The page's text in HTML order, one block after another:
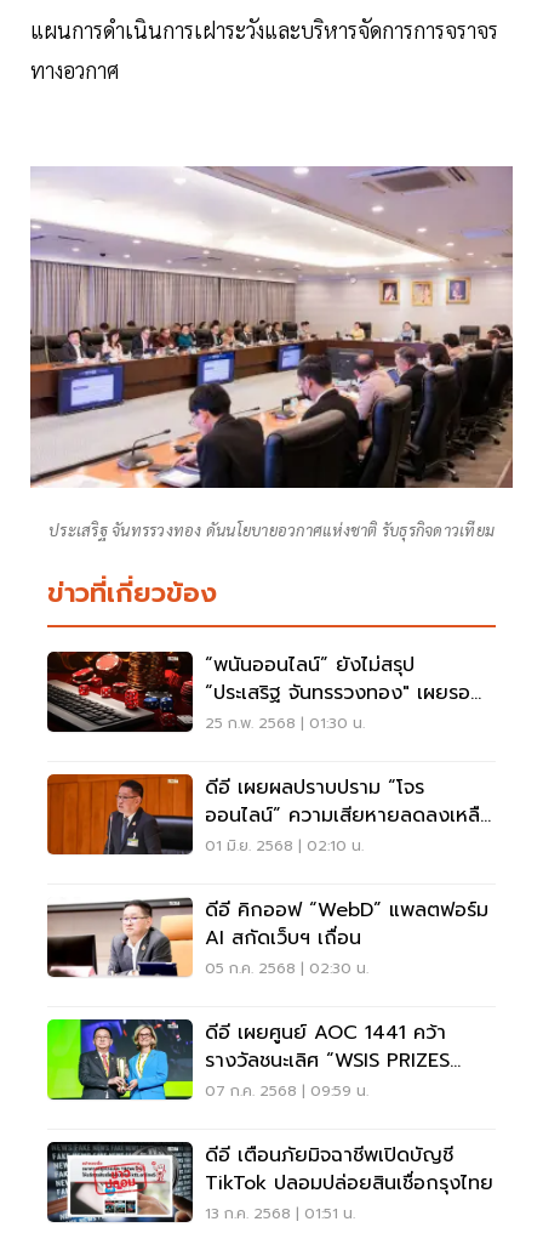
แผนการดำเนินการเฝาระวังและบริหารจัดการการจราจร
ทางอวกาศ
ประเสริฐ จันทรรวงทอง ดันนโยบายอวกาศแห่งชาติ รับธุรกิจดาวเทียม
ข่าวที่เกี่ยวข้อง
“พนันออนไลน์” ยังไม่สรุป
“ประเสริฐ จันทรรวงทอง" เผยรอ
ถกอีกรอบ
25 ก.พ. 2568 | 01:30 น.
ดีอี เผยผลปราบปราม “โจร
ออนไลน์” ความเสียหายลดลงเหลือ
30-40 ล้านบาทต่อวัน
01 มิ.ย. 2568 | 02:10 น.
ดีอี คิกออฟ “WebD” แพลตฟอร์ม
AI สกัดเว็บฯ เถื่อน
05 ก.ค. 2568 | 02:30 น.
ดีอี เผยศูนย์ AOC 1441 คว้า
รางวัลชนะเลิศ “WSIS PRIZES
2025” จาก ITU
07 ก.ค. 2568 | 09:59 น.
ดีอี เตือนภัยมิจฉาชีพเปิดบัญชี
TikTok ปลอมปล่อยสินเชื่อกรุงไทย
13 ก.ค. 2568 | 01:51 น.